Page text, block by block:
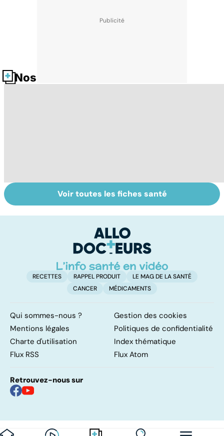
Nos fiches santé
Grand froid : nos
conseils
Perturbateurs
endocriniens :
notre santé
Voir toutes les fiches santé
RECETTES RAPPEL PRODUIT
LE MAG DE LA SANTÉ
CANCER
MÉDICAMENTS
Qui sommes-nous ?
Gestion des cookies
Mentions légales
Politiques de confidentialité
Charte d'utilisation
Index thématique
Flux RSS
Flux Atom
Retrouvez-nous sur